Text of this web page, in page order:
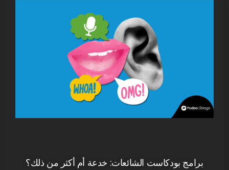
برامج بودكاست الشائعات: خدعة أم أكثر من ذلك؟